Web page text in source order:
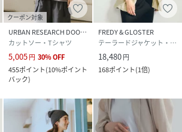
クーポン対象
URBAN RESEARCH DOORS
カットソー・Tシャツ
5,005円 30%OFF
455ポイント(10%ポイント
バック)
FREDY & GLOSTER
テーラードジャケット・ブレザー
18,480円
168ポイント(1倍)